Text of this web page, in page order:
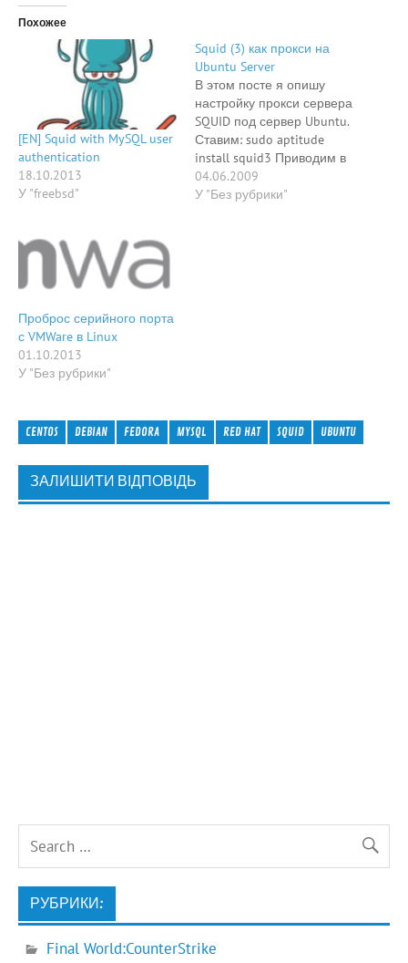
Похожее
[EN] Squid with MySQL user
authentication
18.10.2013
У "freebsd"
Squid (3) как прокси на
Ubuntu Server
В этом посте я опишу
настройку прокси сервера
SQUID под сервер Ubuntu.
Ставим: sudo aptitude
install squid3 Приводим в
конфиге
/etc/squid3/squid.conf
04.06.2009
У "Без рубрики"
Проброс серийного порта
с VMWare в Linux
01.10.2013
У "Без рубрики"
CENTOS DEBIAN FEDORA MYSQL RED HAT SQUID UBUNTU
ЗАЛИШИТИ ВІДПОВІДЬ
РУБРИКИ:
Final World:CounterStrike